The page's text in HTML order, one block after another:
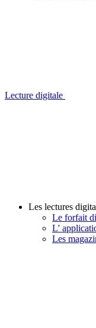
Lecture digitale
Les lectures
Le forfait
L'
Les